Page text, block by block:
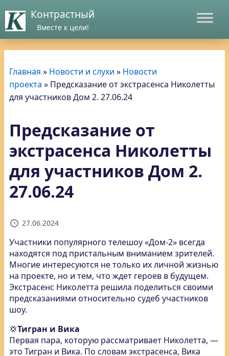
Контрастный
Вместе к цели!
Главная » Новости и слухи » Новости
проекта » Предсказание от экстрасенса Николетты
для участников Дом 2. 27.06.24
Предсказание от
экстрасенса Николетты
для участников Дом 2.
27.06.24
27.06.2024
Участники популярного телешоу «Дом-2» всегда
находятся под пристальным вниманием зрителей.
Многие интересуются не только их личной жизнью
на проекте, но и тем, что ждет героев в будущем.
Экстрасенс Николетта решила поделиться своими
предсказаниями относительно судеб участников
шоу.
💢Тигран и Вика
Первая пара, которую рассматривает Николетта, —
это Тигран и Вика. По словам экстрасенса, Вика